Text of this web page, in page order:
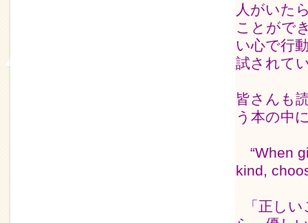
人がいた
ことがで
い心で行
試されて
皆さんも
う本の中
“When
kind,
「正しい